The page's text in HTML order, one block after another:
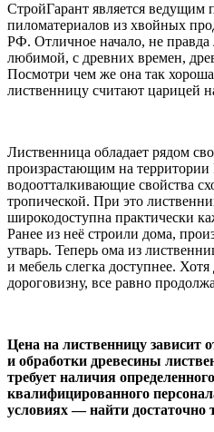
СтройГарант является ведущим
пиломатериалов из хвойных
РФ. Отличное начало, не правда
любимой, с древних времен,
Посмотри чем же она так
лиственницу считают царицей
Лиственница обладает рядом
произрастающим на
водоотталкивающие свойства
тропической. При это
широкодоступна практически
Ранее из неё строили дома,
утварь. Теперь ома из
и мебель слегка доступнее.
дороговизну, все равно
Цена на лиственницу зависит
и обработки древесины
требует наличия
квалифицированного
условиях — найти достаточно